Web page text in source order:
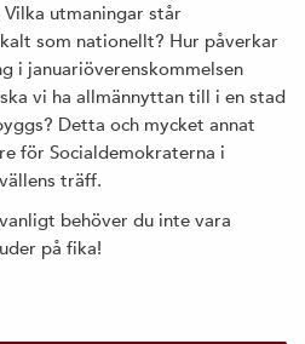
utmaningar står
som nationellt? Hur påverkar
i januariöverenskommelsen
vi ha allmännyttan till i en stad
Detta och mycket annat
för Socialdemokraterna i
träff.
behöver du inte vara
på fika!